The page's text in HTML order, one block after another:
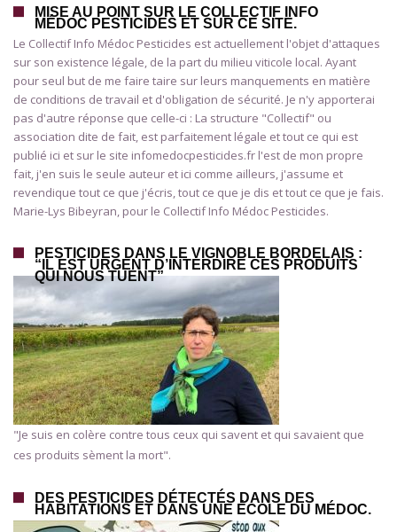
MISE AU POINT SUR LE COLLECTIF INFO
MÉDOC PESTICIDES ET SUR CE SITE.
Le Collectif Info Médoc Pesticides est actuellement l'objet d'attaques
sur son existence légale, de la part du milieu viticole local. Ayant
pour seul but de me faire taire sur leurs manquements en matière
de conditions de travail et d'obligation de sécurité. Je n'y apporterai
pas d'autre réponse que celle-ci : La structure "Collectif" ou
association dite de fait, est parfaitement légale et tout ce qui est
publié ici et sur le site infomedocpesticides.fr l'est de mon propre
fait, j'en suis le seule auteur et ici comme ailleurs, j'assume et
revendique tout ce que j'écris, tout ce que je dis et tout ce que je fais.
Marie-Lys Bibeyran, pour le Collectif Info Médoc Pesticides.
PESTICIDES DANS LE VIGNOBLE BORDELAIS :
“IL EST URGENT D’INTERDIRE CES PRODUITS
QUI NOUS TUENT”
"Je suis en colère contre tous ceux qui savent et qui savaient que
ces produits sèment la mort".
DES PESTICIDES DÉTECTÉS DANS DES
HABITATIONS ET DANS UNE ÉCOLE DU MÉDOC.